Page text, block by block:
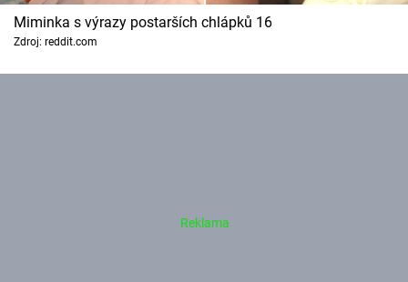
Miminka s výrazy postarších chlápků 16
Zdroj: reddit.com